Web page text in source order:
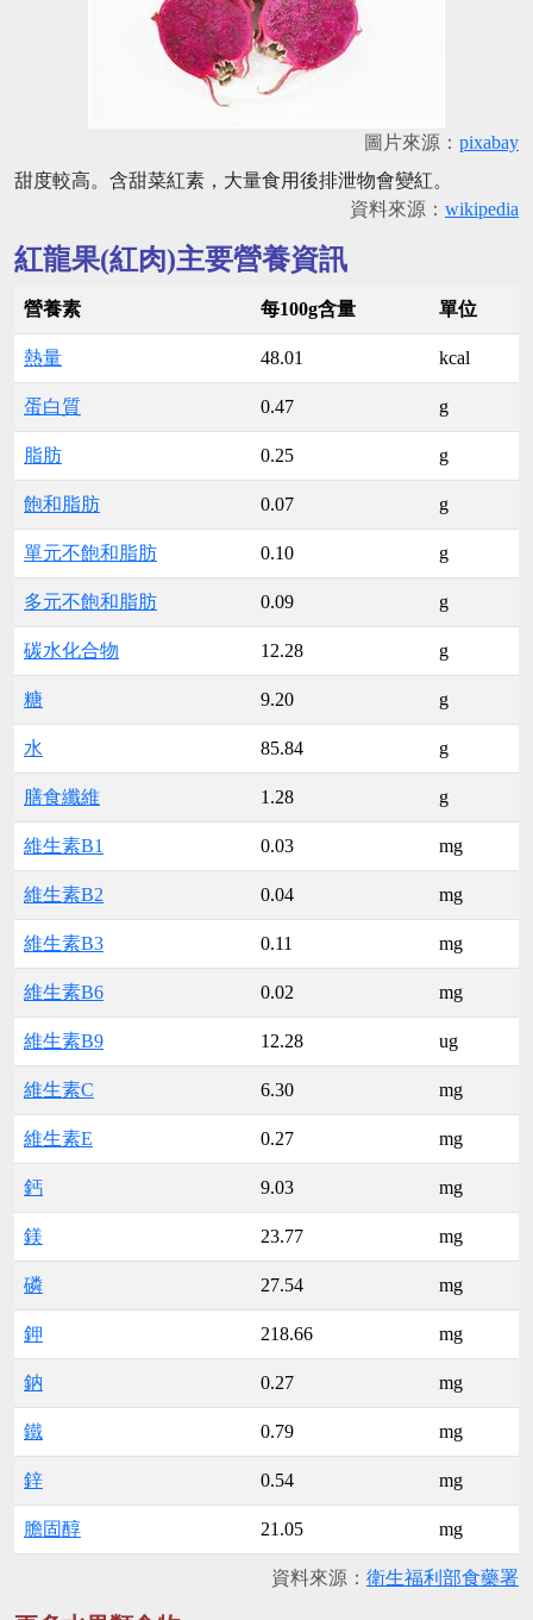
圖片來源： pixabay
甜度較高。含甜菜紅素，大量食用後排泄物會變紅。
資料來源： wikipedia
紅龍果(紅肉)主要營養資訊
營養素 每100g含量 單位
熱量 48.01 kcal
蛋白質 0.47 g
脂肪 0.25 g
飽和脂肪 0.07 g
單元不飽和脂肪 0.10 g
多元不飽和脂肪 0.09 g
碳水化合物 12.28 g
糖 9.20 g
水 85.84 g
膳食纖維 1.28 g
維生素B1 0.03 mg
維生素B2 0.04 mg
維生素B3 0.11 mg
維生素B6 0.02 mg
維生素B9 12.28 ug
維生素C 6.30 mg
維生素E 0.27 mg
鈣 9.03 mg
鎂 23.77 mg
磷 27.54 mg
鉀 218.66 mg
鈉 0.27 mg
鐵 0.79 mg
鋅 0.54 mg
膽固醇 21.05 mg
資料來源： 衛生福利部食藥署